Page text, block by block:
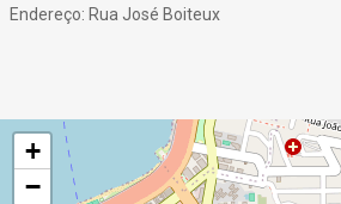
Endereço: Rua José Boiteux
+
−